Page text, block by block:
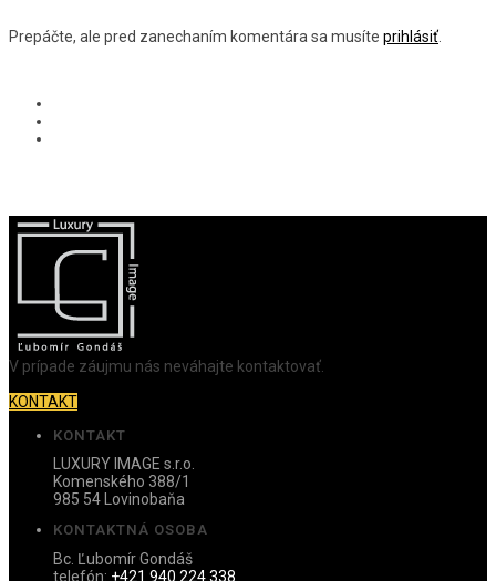
Prepáčte, ale pred zanechaním komentára sa musíte prihlásiť
V prípade záujmu nás neváhajte kontaktovať.
KONTAKT
KONTAKT
LUXURY IMAGE s.r.o.
Komenského 388/1
985 54 Lovinobaňa
KONTAKTNÁ OSOBA
Bc. Ľubomír Gondáš
telefón: +421 940 224 338